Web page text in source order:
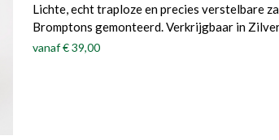
Lichte, echt traploze en precies verstelbare
Bromptons gemonteerd. Verkrijgbaar in
vanaf€ 39,00